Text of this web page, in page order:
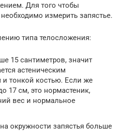
Для того чтобы
измерить запястье.
типа телосложения:
15 сантиметров, значит
астеническим
тонкой костью. Если же
17 см, это нормастеник,
вес и нормальное
окружности запястья больше